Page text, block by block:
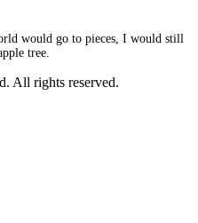
would go to pieces, I would still
tree.
All rights reserved.